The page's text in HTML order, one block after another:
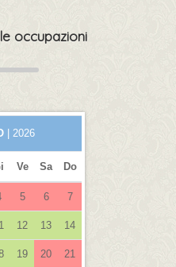
occupazioni
| 2026
Ve Sa Do
5 6 7
12 13 14
19 20 21